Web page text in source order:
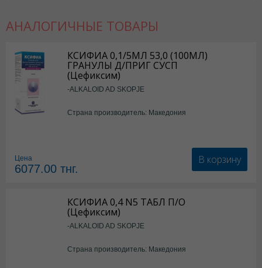
АНАЛОГИЧНЫЕ ТОВАРЫ
КСИФИА 0,1/5МЛ 53,0 (100МЛ)
ГРАНУЛЫ Д/ПРИГ СУСП
(Цефиксим)
-ALKALOID AD SKOPJE
Страна производитель: Македония
Цена
6077.00 тнг.
В корзину
КСИФИА 0,4 N5 ТАБЛ П/О
(Цефиксим)
-ALKALOID AD SKOPJE
Страна производитель: Македония